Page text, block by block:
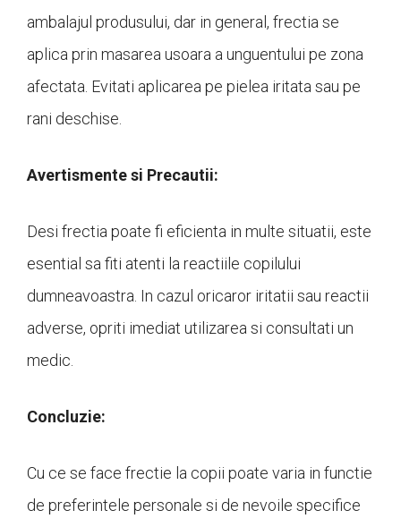
ambalajul produsului, dar in general, frectia se
aplica prin masarea usoara a unguentului pe zona
afectata. Evitati aplicarea pe pielea iritata sau pe
rani deschise.
Avertismente si Precautii:
Desi frectia poate fi eficienta in multe situatii, este
esential sa fiti atenti la reactiile copilului
dumneavoastra. In cazul oricaror iritatii sau reactii
adverse, opriti imediat utilizarea si consultati un
medic.
Concluzie:
Cu ce se face frectie la copii poate varia in functie
de preferintele personale si de nevoile specifice